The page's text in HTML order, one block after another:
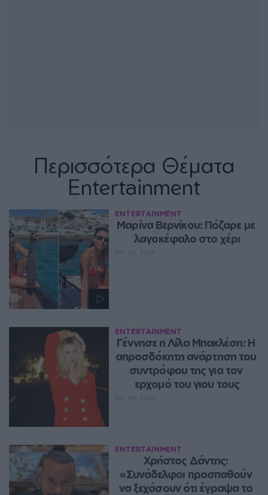
Περισσότερα Θέματα
Entertainment
ENTERTAINMENT
Μαρίνα Βερνίκου: Πόζαρε με
λαγοκέφαλο στο χέρι
ENTERTAINMENT
Γέννησε η Λίλα Μπακλέση: Η
απροσδόκητη ανάρτηση του
συντρόφου της για τον
ερχομό του γιου τους
ENTERTAINMENT
Χρήστος Δάντης:
«Συνάδελφοι προσπαθούν
να ξεχάσουν ότι έγραψα το